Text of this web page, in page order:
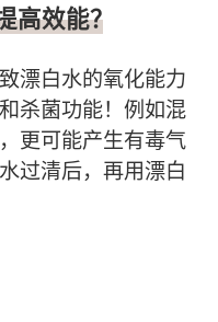
高效能？
漂白水的氧化能力
杀菌功能！例如混
更可能产生有毒气
过清后，再用漂白